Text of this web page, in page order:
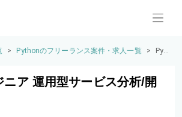
> Pythonのフリーランス案件・求人一覧 >
Pyt
ア 運用型サービス分析/開